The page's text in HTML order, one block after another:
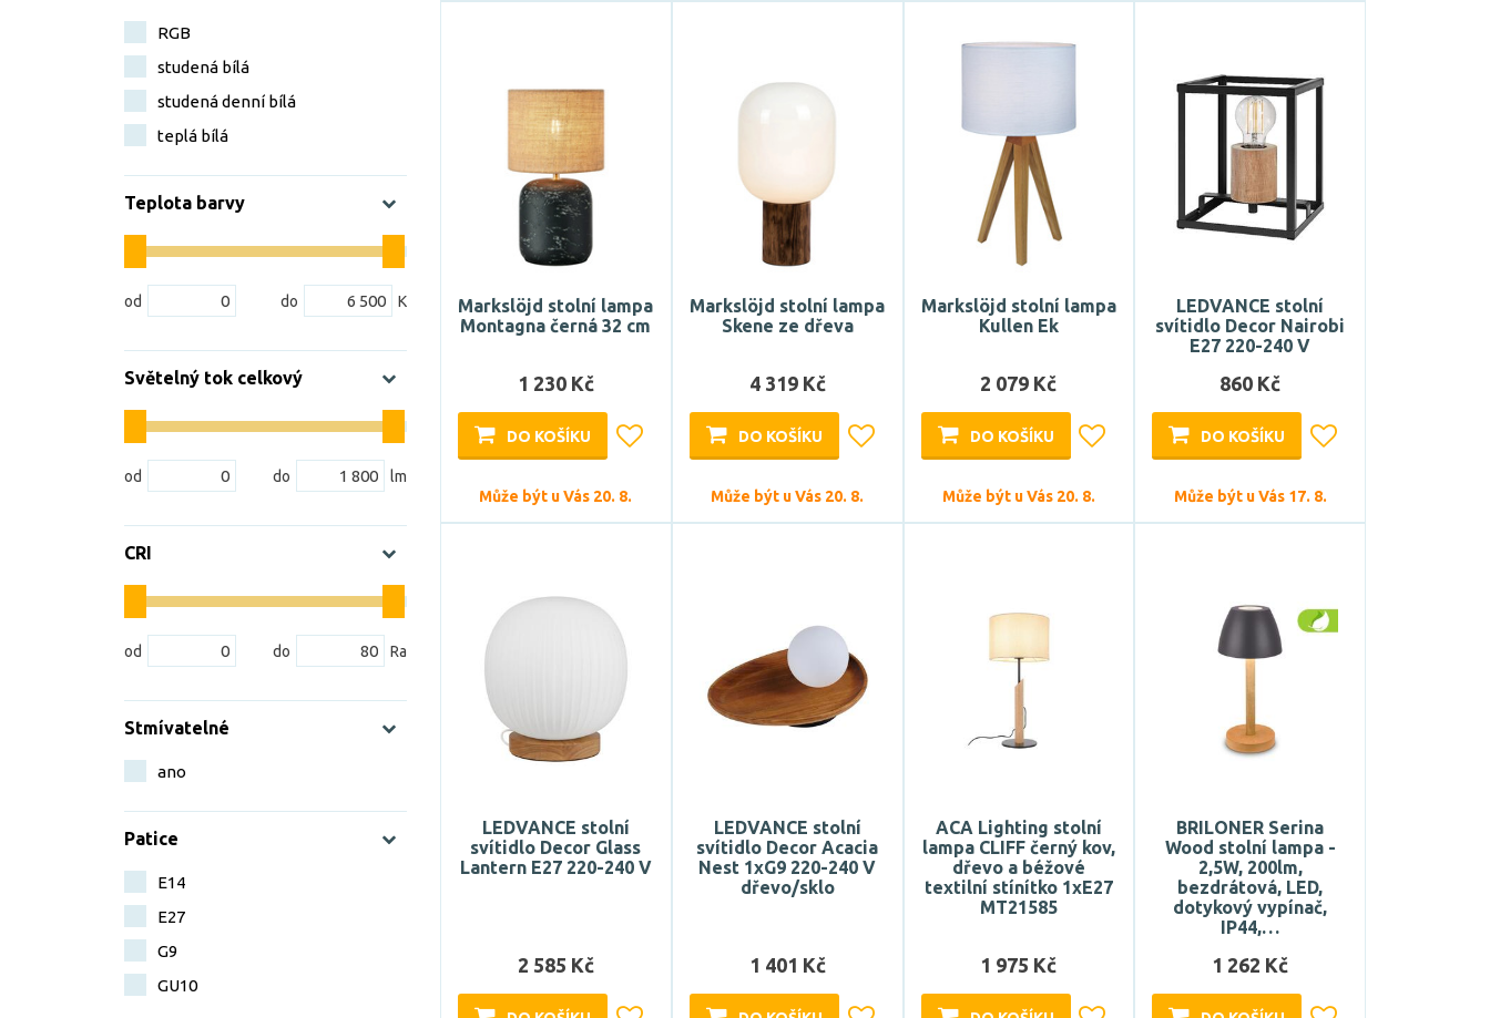
RGB
studená bílá
studená denní bílá
teplá bílá
Teplota barvy
Světelný tok celkový
CRI
Stmívatelné
ano
Patice
E14
E27
G9
GU10
Markslöjd stolní lampa
Montagna černá 32 cm
1 230 Kč
DO KOŠÍKU
Může být u Vás 20. 8.
Markslöjd stolní lampa
Skene ze dřeva
4 319 Kč
DO KOŠÍKU
Může být u Vás 20. 8.
Markslöjd stolní lampa
Kullen Ek
2 079 Kč
DO KOŠÍKU
Může být u Vás 20. 8.
LEDVANCE stolní
svítidlo Decor Nairobi
E27 220-240 V
860 Kč
DO KOŠÍKU
Může být u Vás 17. 8.
LEDVANCE stolní
svítidlo Decor Glass
Lantern E27 220-240 V
2 585 Kč
LEDVANCE stolní
svítidlo Decor Acacia
Nest 1xG9 220-240 V
dřevo/sklo
1 401 Kč
ACA Lighting stolní
lampa CLIFF černý kov,
dřevo a béžové
textilní stínítko 1xE27
MT21585
1 975 Kč
BRILONER Serina
Wood stolní lampa -
2,5W, 200lm,
bezdrátová, LED,
dotykový vypínač,
IP44,…
1 262 Kč